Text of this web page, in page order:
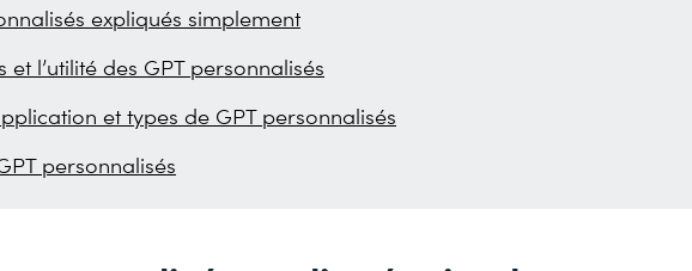
expliqués simplement
et l’utilité des GPT personnalisés
et types de GPT personnalisés
personnalisés